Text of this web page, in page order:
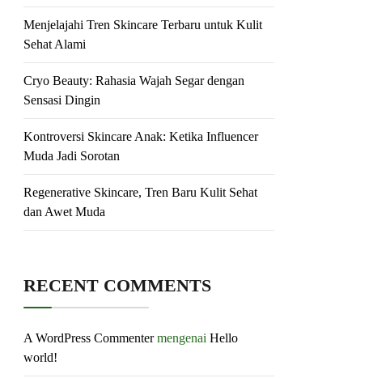
Menjelajahi Tren Skincare Terbaru untuk Kulit
Sehat Alami
Cryo Beauty: Rahasia Wajah Segar dengan
Sensasi Dingin
Kontroversi Skincare Anak: Ketika Influencer
Muda Jadi Sorotan
Regenerative Skincare, Tren Baru Kulit Sehat
dan Awet Muda
RECENT COMMENTS
A WordPress Commentermengenai Hello
world!